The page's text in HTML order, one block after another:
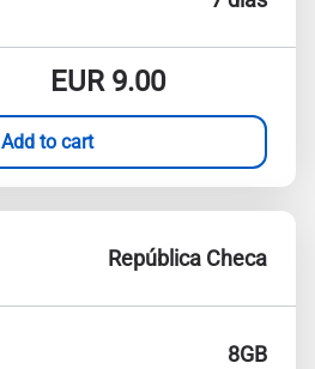
EUR9.00
Add to cart
República Checa
8GB